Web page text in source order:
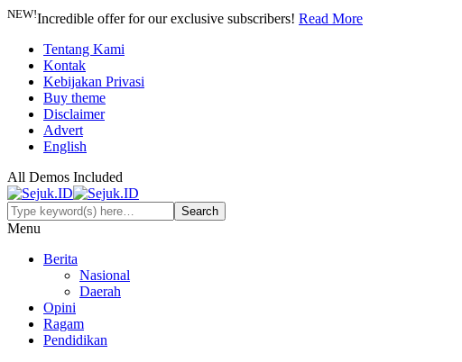
NEW!Incredible offer for our exclusive subscribers! Read More
Tentang Kami
Kontak
Kebijakan Privasi
Buy theme
Disclaimer
Advert
English
All Demos Included
Menu
Berita
Nasional
Daerah
Opini
Ragam
Pendidikan